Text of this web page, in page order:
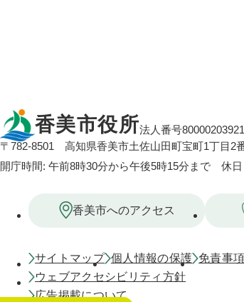
香美市役所法人番号
〒782-8501
高知県香美市土佐山田町宝町1丁目2
開庁時間: 午前8時30分から午後5時15分まで 休
香美市へのアクセス
サイトマップ 個人情報の保護 免責事項
ウェブアクセシビリティ方針
広告掲載について